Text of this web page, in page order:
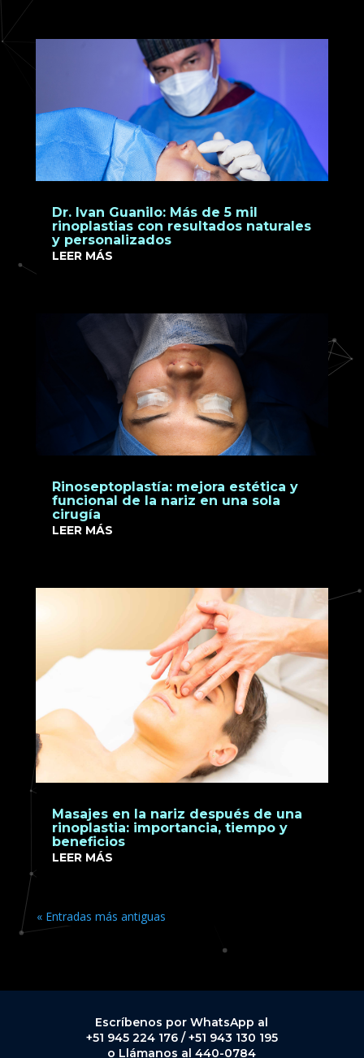
Dr. Ivan Guanilo: Más de 5 mil
rinoplastias con resultados naturales
y personalizados
LEER MÁS
Rinoseptoplastía: mejora estética y
funcional de la nariz en una sola
cirugía
LEER MÁS
Masajes en la nariz después de una
rinoplastia: importancia, tiempo y
beneficios
LEER MÁS
« Entradas más antiguas
Escríbenos por WhatsApp al
+51 945 224 176 / +51 943 130 195
o Llámanos al 440-0784